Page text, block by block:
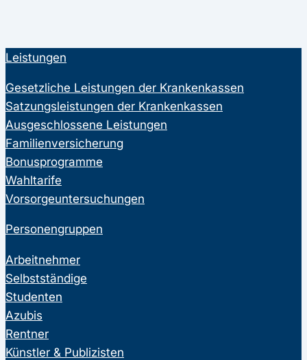
Leistungen
Gesetzliche Leistungen der Krankenkassen
Satzungsleistungen der Krankenkassen
Ausgeschlossene Leistungen
Familienversicherung
Bonusprogramme
Wahltarife
Vorsorgeuntersuchungen
Personengruppen
Arbeitnehmer
Selbstständige
Studenten
Azubis
Rentner
Künstler & Publizisten